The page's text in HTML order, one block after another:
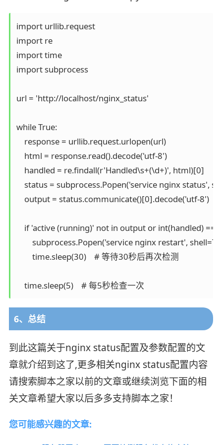
import urllib.request
import re
import time
import subprocess
url = 'http://localhost/nginx_status'
while True:
    response = urllib.request.urlopen(url)
    html = response.read().decode('utf-8')
    handled = re.findall(r'Handled\s+(\d+)', html)[0]
status = subprocess.Popen('service nginx
    output = status.communicate()[0].decode('utf-8')
if 'active (running)' not in output or int(handled) ==
subprocess.Popen('service nginx restart',
        time.sleep(30)    # 等待30秒后再次检测
6、总结
到此这篇关于nginx status配置及参数配置的文
章就介绍到这了,更多相关nginx status配置内容
请搜索脚本之家以前的文章或继续浏览下面的相
关文章希望大家以后多多支持脚本之家！
您可能感兴趣的文章: